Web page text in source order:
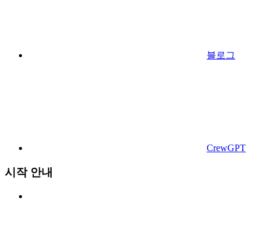
블로그
CrewGPT
시작 안내